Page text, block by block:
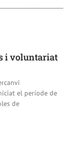
i voluntariat
el període de
de